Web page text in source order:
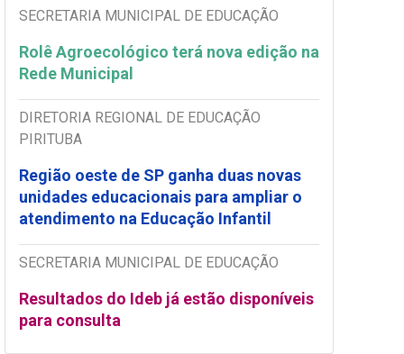
SECRETARIA MUNICIPAL DE EDUCAÇÃO
Rolê Agroecológico terá nova edição na
Rede Municipal
DIRETORIA REGIONAL DE EDUCAÇÃO
PIRITUBA
Região oeste de SP ganha duas novas
unidades educacionais para ampliar o
atendimento na Educação Infantil
SECRETARIA MUNICIPAL DE EDUCAÇÃO
Resultados do Ideb já estão disponíveis
para consulta